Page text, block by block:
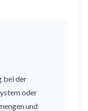
bei der
oder
und